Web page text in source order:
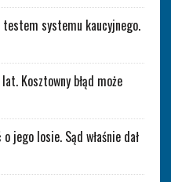
systemu kaucyjnego.
Kosztowny błąd może
jego losie. Sąd właśnie dał